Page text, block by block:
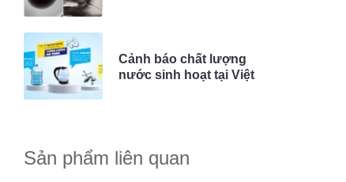
Cảnh báo chất lượng
nước sinh hoạt tại Việt
Sản phẩm liên quan